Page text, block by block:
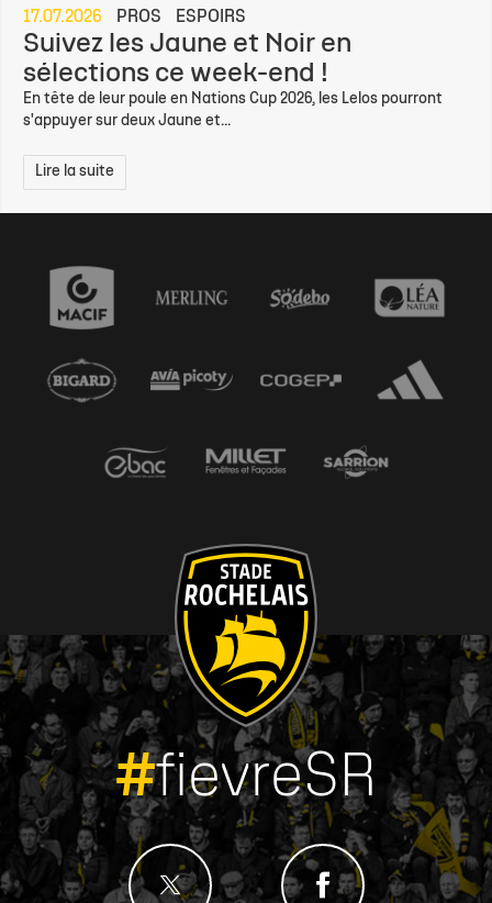
17.07.2026 PROS ESPOIRS
Suivez les Jaune et Noir en
sélections ce week-end !
En tête de leur poule en Nations Cup 2026, les Lelos pourront
s'appuyer sur deux Jaune et...
Lire la suite
#fievreSR